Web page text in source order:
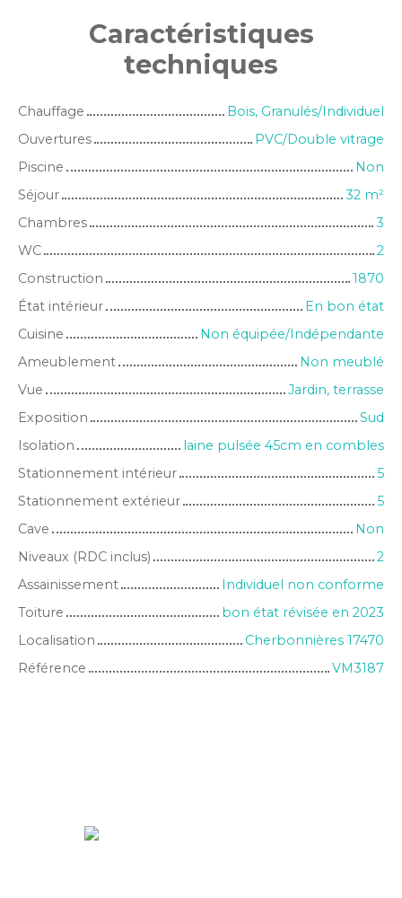
Caractéristiques
techniques
Chauffage
Bois, Granulés/Individuel
Ouvertures
PVC/Double vitrage
Piscine
Non
Séjour
32 m²
Chambres
3
WC
2
Construction
1870
État intérieur
En bon état
Cuisine
Non équipée/Indépendante
Ameublement
Non meublé
Vue
Jardin, terrasse
Exposition
Sud
Isolation
laine pulsée 45cm en combles
Stationnement intérieur
5
Stationnement extérieur
5
Cave
Non
Niveaux (RDC inclus)
2
Assainissement
Individuel non conforme
Toiture
bon état révisée en 2023
Localisation
Cherbonnières 17470
Référence
VM3187